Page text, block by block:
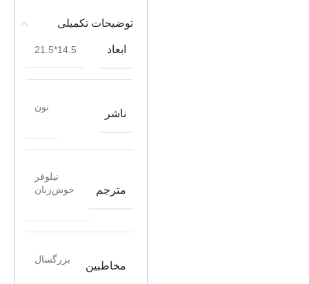
توضیحات تکمیلی
ابعاد 14.5*21.5
ناشر
نون
مترجم
نیلوفر
خوش‌زبان
مخاطبین
بزرگسال